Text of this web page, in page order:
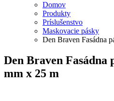
Domov
Produkty
Príslušenstvo
Maskovacie pásky
Den Braven Fasádna
Den Braven Fasádna
mm x 25 m